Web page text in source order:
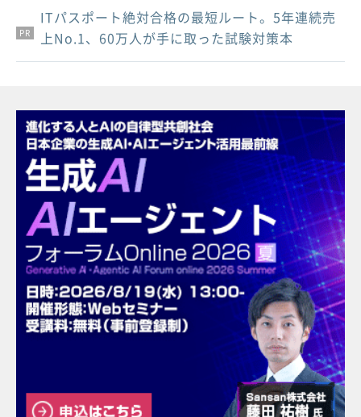
PR
PR
PR
ITパスポート絶対合格の最短ルート。5年連続売
上No.1、60万人が手に取った試験対策本